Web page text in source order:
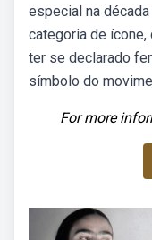
especial na
categoria de ícone,
ter se declarado
símbolo do
For more